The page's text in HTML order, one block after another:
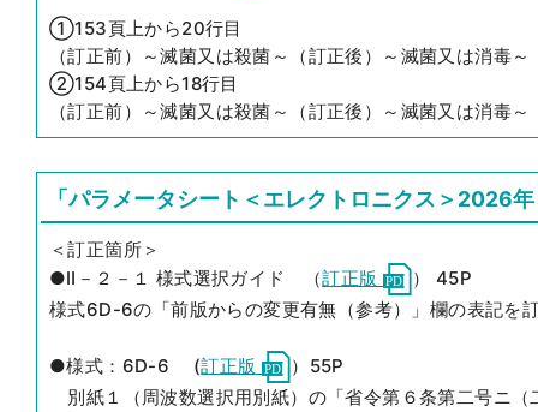
①153頁上から20行目
（訂正前）～滅菌又は殺菌～（訂正後）～滅菌又は消毒～
②154頁上から18行目
（訂正前）～滅菌又は殺菌～（訂正後）～滅菌又は消毒～
「パラメータシート＜エレクトロニクス＞2026
＜訂正箇所＞
●Ⅱ－２－１ 様式選択ガイド （訂正版
） 45P
様式6D-6の「前版からの変更有無（参考）」欄の表記を
●様式：6D-6 (訂正版
）55P
別紙１（周波数選択用別紙）の「省令第６条第二号ニ